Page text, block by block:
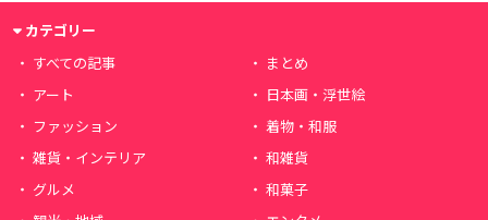
カテゴリー
すべての記事
まとめ
アート
日本画・浮世絵
ファッション
着物・和服
雑貨・インテリア
和雑貨
グルメ
和菓子